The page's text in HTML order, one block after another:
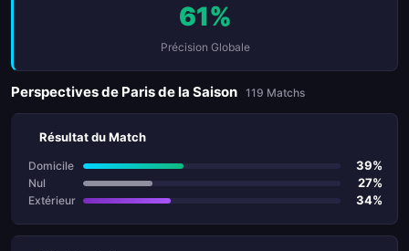
61%
Précision Globale
Perspectives de Paris de la Saison 119 Matchs
Résultat du Match
Domicile 39%
Nul 27%
Extérieur 34%